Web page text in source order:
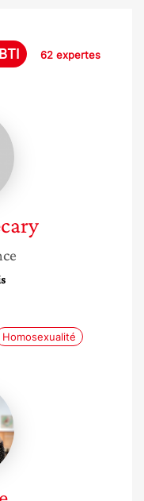
62 expertes
Homosexualité